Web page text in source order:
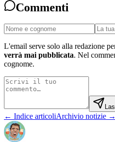
Commenti
L'email serve solo alla redazione
verrà mai pubblicata. Nel
cognome.
← Indice articoliArchivio notizie →